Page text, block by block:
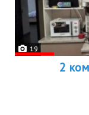
19
2